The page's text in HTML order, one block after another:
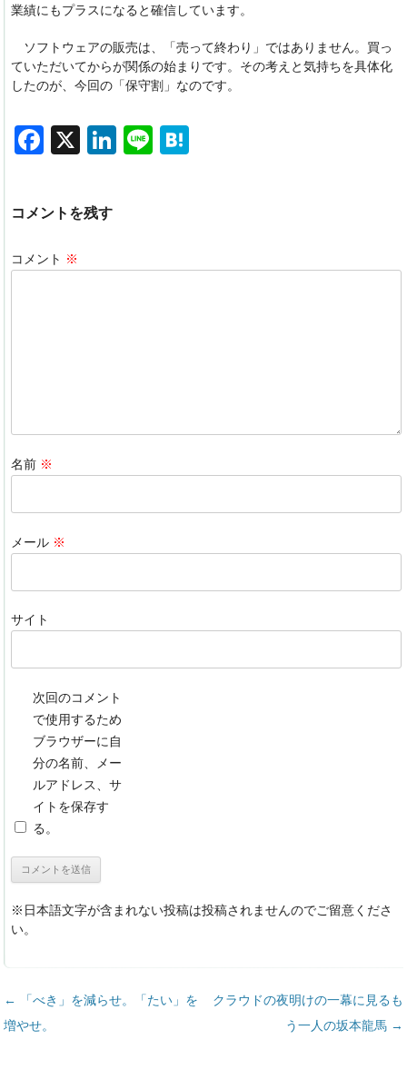
業績にもプラスになると確信しています。
ソフトウェアの販売は、「売って終わり」ではありません。買っ
ていただいてからが関係の始まりです。その考えと気持ちを具体化
したのが、今回の「保守割」なのです。
F
e
b
X
Li
Li
コメントを残す
コメント ※
名前 ※
メール ※
サイト
次回のコメント
で使用するため
ブラウザーに自
分の名前、メー
ルアドレス、サ
イトを保存す
る。
※日本語文字が含まれない投稿は投稿されませんのでご留意くださ
い。
投稿ナビゲーション
←
「べき」を減らせ。「たい」を
増やせ。
クラウドの夜明けの一幕に見るも
う一人の坂本龍馬 →